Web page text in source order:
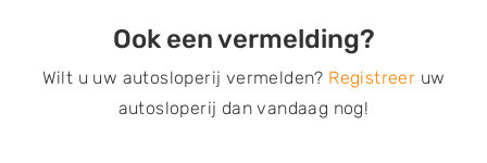
Ook een vermelding?
Wilt u uw autosloperij vermelden? Registreer uw
autosloperij dan vandaag nog!